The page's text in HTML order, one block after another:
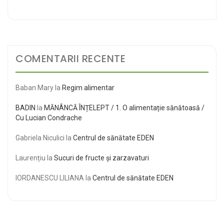
COMENTARII RECENTE
Baban Mary la Regim alimentar
BADIN la MĂNÂNCĂ ÎNȚELEPT / 1. O alimentație sănătoasă /
Cu Lucian Condrache
Gabriela Niculici la Centrul de sănătate EDEN
Laurențiu la Sucuri de fructe și zarzavaturi
IORDANESCU LILIANA la Centrul de sănătate EDEN